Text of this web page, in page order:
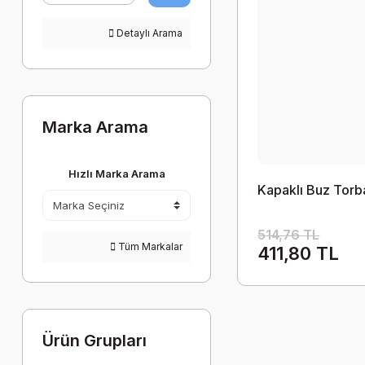
Detaylı Arama
Marka Arama
Hızlı Marka Arama
Tüm Markalar
Ürün Grupları
Kapaklı Buz
514,76 TL
411,80 TL